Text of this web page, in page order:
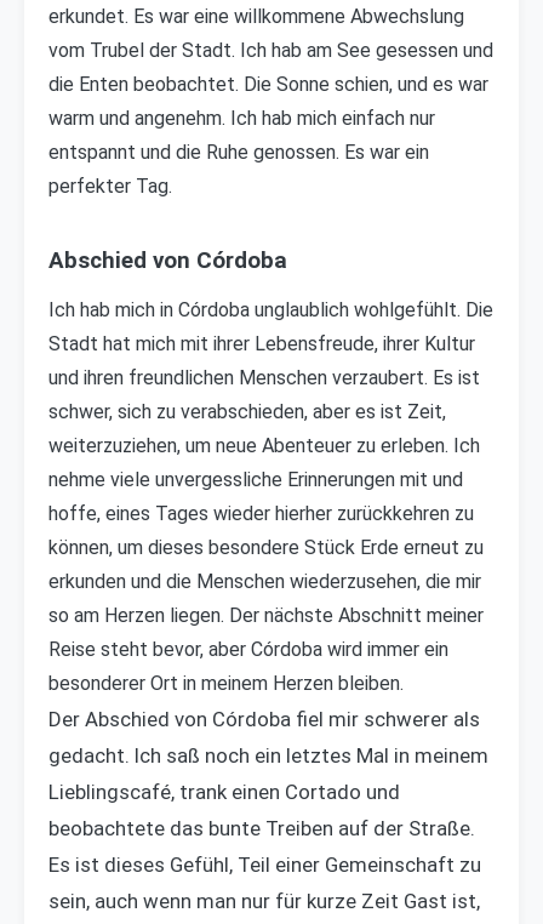
erkundet. Es war eine willkommene Abwechslung
vom Trubel der Stadt. Ich hab am See gesessen und
die Enten beobachtet. Die Sonne schien, und es war
warm und angenehm. Ich hab mich einfach nur
entspannt und die Ruhe genossen. Es war ein
perfekter Tag.
Abschied von Córdoba
Ich hab mich in Córdoba unglaublich wohlgefühlt. Die
Stadt hat mich mit ihrer Lebensfreude, ihrer Kultur
und ihren freundlichen Menschen verzaubert. Es ist
schwer, sich zu verabschieden, aber es ist Zeit,
weiterzuziehen, um neue Abenteuer zu erleben. Ich
nehme viele unvergessliche Erinnerungen mit und
hoffe, eines Tages wieder hierher zurückkehren zu
können, um dieses besondere Stück Erde erneut zu
erkunden und die Menschen wiederzusehen, die mir
so am Herzen liegen. Der nächste Abschnitt meiner
Reise steht bevor, aber Córdoba wird immer ein
besonderer Ort in meinem Herzen bleiben.
Der Abschied von Córdoba fiel mir schwerer als
gedacht. Ich saß noch ein letztes Mal in meinem
Lieblingscafé, trank einen Cortado und
beobachtete das bunte Treiben auf der Straße.
Es ist dieses Gefühl, Teil einer Gemeinschaft zu
sein, auch wenn man nur für kurze Zeit Gast ist,